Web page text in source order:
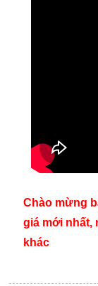
Chào mừng
giá mới nhất,
khác